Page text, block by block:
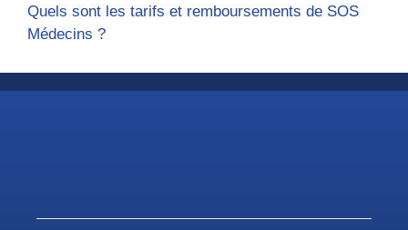
Quels sont les tarifs et remboursements de SOS
Médecins ?